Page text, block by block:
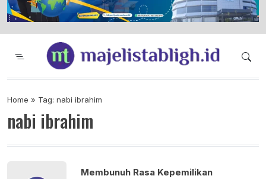
Majelis Tabligh Muhammadiyah
Syiar Dakwah Islam Berkemajuan dan
Home » Tag: nabi ibrahim
nabi ibrahim
Membunuh Rasa Kepemilikan